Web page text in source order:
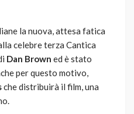
la nuova, attesa fatica
celebre terza Cantica
Dan Brown ed è stato
per questo motivo,
che distribuirà il film, una
tennis mondiale e
per
la stessa causa